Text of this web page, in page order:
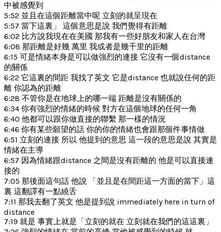
中被感覺到
5:52 並且在這個距離當中呢 立刻的就呈現在
5:57 當下這裏」 這個意思是說 我們覺得有距離
6:02 比方說我現在在美國 那我有一些好朋友和家人在台灣
6:08 那距離是好幾 萬里 我或者是幾千里的距離
6:15 可是情緒本身是可以做強烈的連接 它沒有一個distance
的關係
6:22 它這裏的間距 我找了英文 它是distance 也就說任何的距
離 你認為的距離
6:28 不管你是在地球上的哪一端 距離是沒有關係的
6:34 你有強烈的情緒的時候 對方在這個地球的任何一角
6:40 他都可以跟你做直接的聯繫 那一樣的情況
6:46 你有某些願望的話 你的你的情緒也會跟那個件事情做
6:51 立刻的連接 所以 他提到的意思 這一段的意思是說 其實是
情緒在主導
6:57 因為情緒跟distance 之間是沒有距離的 他是可以直接連
接的
7:05 那後面這句話 他說 「並且是在間距這一方面的當下」這
裏 這翻譯有一點繞舌
7:11 那我去翻了英文 他是提到說 immediately here in turn of
distance
7:19 就是 事實上就是「立刻的就在 立刻就在我們的這這裏」